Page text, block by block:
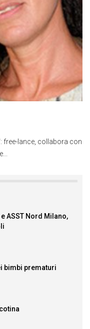
free-lance, collabora con
ASST Nord Milano,
bimbi prematuri